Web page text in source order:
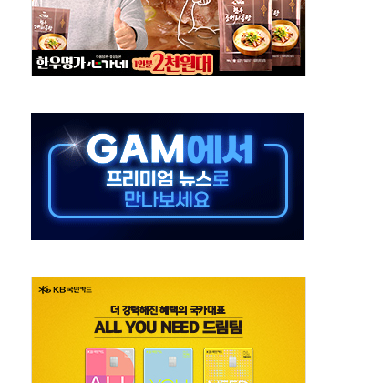
력 수요에 석탄주 강세
익실현 매물에 3일 만에 반락
포항서 '첫 삽'…2028년 가동 예정
억…인터넷뱅크 1·2위 '격전'